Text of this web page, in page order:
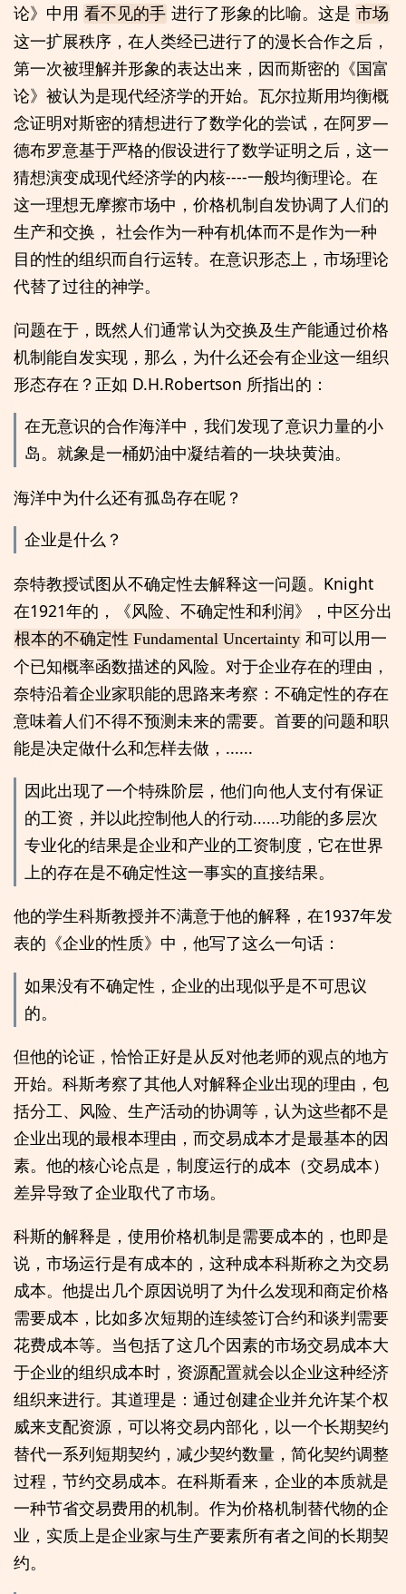
论》中用 看不见的手 进行了形象的比喻。这是 市场
这一扩展秩序，在人类经已进行了的漫长合作之后，
第一次被理解并形象的表达出来，因而斯密的《国富
论》被认为是现代经济学的开始。瓦尔拉斯用均衡概
念证明对斯密的猜想进行了数学化的尝试，在阿罗—
德布罗意基于严格的假设进行了数学证明之后，这一
猜想演变成现代经济学的内核----一般均衡理论。在
这一理想无摩擦市场中，价格机制自发协调了人们的
生产和交换， 社会作为一种有机体而不是作为一种
目的性的组织而自行运转。在意识形态上，市场理论
代替了过往的神学。
问题在于，既然人们通常认为交换及生产能通过价格
机制能自发实现，那么，为什么还会有企业这一组织
形态存在？正如 D.H.Robertson 所指出的：
在无意识的合作海洋中，我们发现了意识力量的小
岛。就象是一桶奶油中凝结着的一块块黄油。
海洋中为什么还有孤岛存在呢？
企业是什么？
奈特教授试图从不确定性去解释这一问题。Knight
在1921年的，《风险、不确定性和利润》，中区分出
根本的不确定性 Fundamental Uncertainty 和可以用一
个已知概率函数描述的风险。对于企业存在的理由，
奈特沿着企业家职能的思路来考察：不确定性的存在
意味着人们不得不预测未来的需要。首要的问题和职
能是决定做什么和怎样去做，......
因此出现了一个特殊阶层，他们向他人支付有保证
的工资，并以此控制他人的行动......功能的多层次
专业化的结果是企业和产业的工资制度，它在世界
上的存在是不确定性这一事实的直接结果。
他的学生科斯教授并不满意于他的解释，在1937年发
表的《企业的性质》中，他写了这么一句话：
如果没有不确定性，企业的出现似乎是不可思议
的。
但他的论证，恰恰正好是从反对他老师的观点的地方
开始。科斯考察了其他人对解释企业出现的理由，包
括分工、风险、生产活动的协调等，认为这些都不是
企业出现的最根本理由，而交易成本才是最基本的因
素。他的核心论点是，制度运行的成本（交易成本）
差异导致了企业取代了市场。
科斯的解释是，使用价格机制是需要成本的，也即是
说，市场运行是有成本的，这种成本科斯称之为交易
成本。他提出几个原因说明了为什么发现和商定价格
需要成本，比如多次短期的连续签订合约和谈判需要
花费成本等。当包括了这几个因素的市场交易成本大
于企业的组织成本时，资源配置就会以企业这种经济
组织来进行。其道理是：通过创建企业并允许某个权
威来支配资源，可以将交易内部化，以一个长期契约
替代一系列短期契约，减少契约数量，简化契约调整
过程，节约交易成本。在科斯看来，企业的本质就是
一种节省交易费用的机制。作为价格机制替代物的企
业，实质上是企业家与生产要素所有者之间的长期契
约。